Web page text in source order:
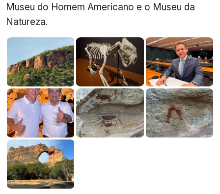
Museu do Homem Americano e o Museu da
Natureza.